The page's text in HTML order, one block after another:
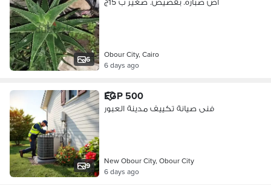
6
Obour City, Cairo
6 days ago
9
EGP 500
فنى صيانة تكييف مدينة العبور
New Obour City, Obour City
6 days ago